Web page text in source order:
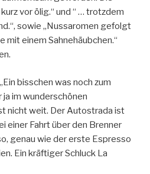
vor ölig.“ und “ … trotzdem
sowie „Nussaromen gefolgt
einem Sahnehäubchen.“
bisschen was noch zum
im wunderschönen
nicht weit. Der Autostrada ist
einer Fahrt über den Brenner
genau wie der erste Espresso
Ein kräftiger Schluck La